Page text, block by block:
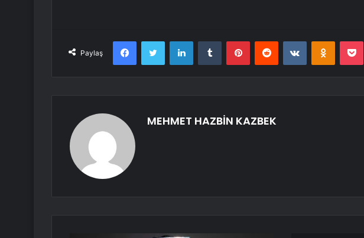
Paylaş
FacebookTwitter LinkedInTumblr PinterestReddit VKontakte
MEHMET HAZBİN KAZBEK